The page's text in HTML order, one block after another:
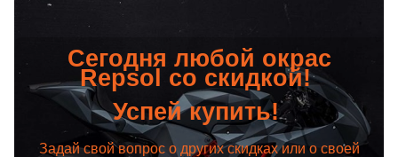
Сегодня любой окрас
Repsol со скидкой!
Успей купить!
Задай свой вопрос о других скидках или о своей